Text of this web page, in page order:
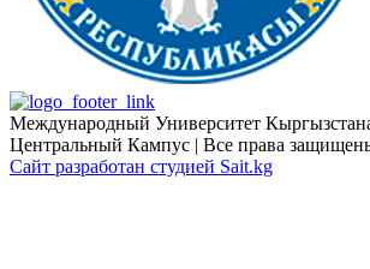
Международный Университет
Центральный Кампус | Все права
Сайт разработан студией Sait.kg